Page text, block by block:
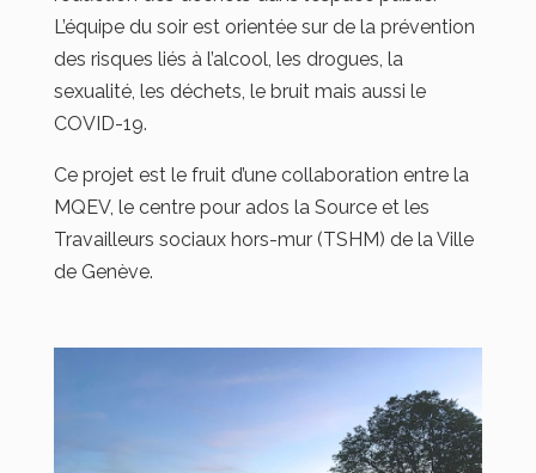
L’équipe du soir est orientée sur de la prévention
des risques liés à l’alcool, les drogues, la
sexualité, les déchets, le bruit mais aussi le
COVID-19.
Ce projet est le fruit d’une collaboration entre la
MQEV, le centre pour ados la Source et les
Travailleurs sociaux hors-mur (TSHM) de la Ville
de Genève.